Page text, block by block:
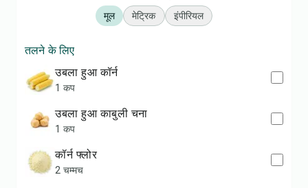
मूल मेट्रिक इंपीरियल
तलने के लिए
उबला हुआ कॉर्न
1 कप
उबला हुआ काबुली चना
1 कप
कॉर्न फ्लोर
2 चम्मच